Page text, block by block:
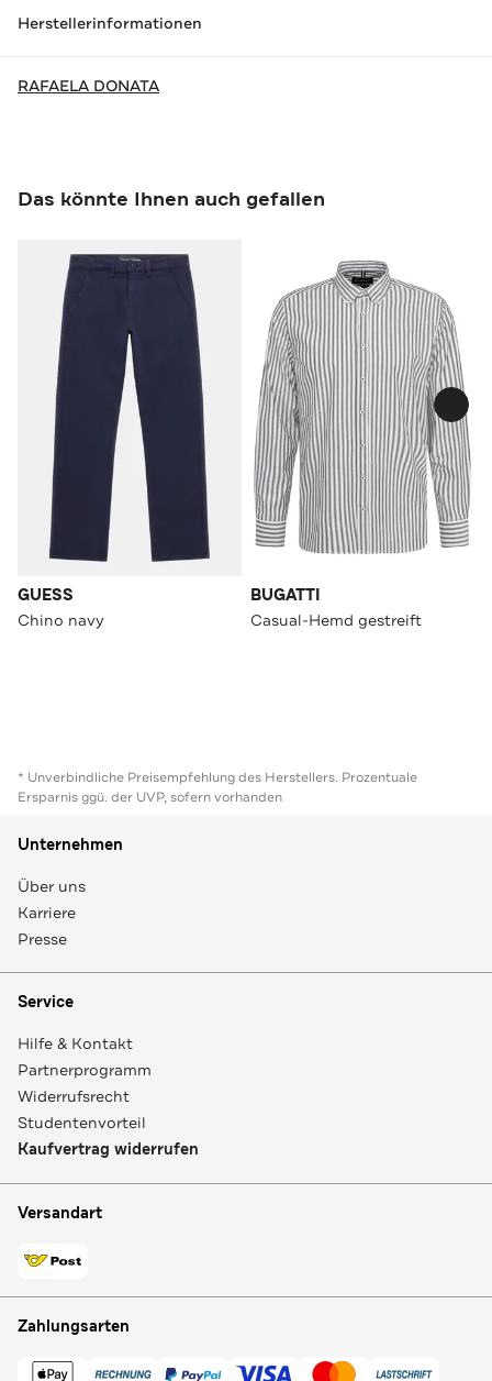
Herstellerinformationen
RAFAELA DONATA
Das könnte Ihnen auch gefallen
GUESS
Chino navy
BUGATTI
Casual-Hemd gestreift
* Unverbindliche Preisempfehlung des Herstellers. Prozentuale
Ersparnis ggü. der UVP, sofern vorhanden
Unternehmen
Über uns
Karriere
Presse
Service
Hilfe & Kontakt
Partnerprogramm
Widerrufsrecht
Studentenvorteil
Kaufvertrag widerrufen
Versandart
Zahlungsarten